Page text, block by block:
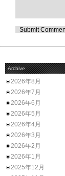
Archive
2026年8月
2026年7月
2026年6月
2026年5月
2026年4月
2026年3月
2026年2月
2026年1月
2025年12月